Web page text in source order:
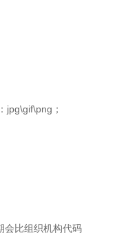
jpg\gif\png；
会比组织机构代码